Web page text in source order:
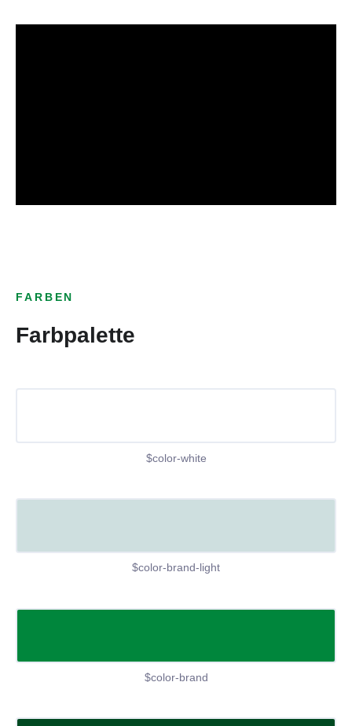
FARBEN
Farbpalette
$color-white
$color-brand-light
$color-brand